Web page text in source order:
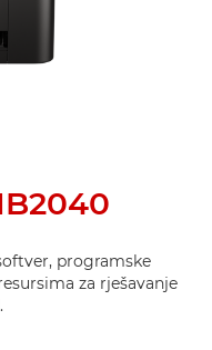
programske
za rješavanje